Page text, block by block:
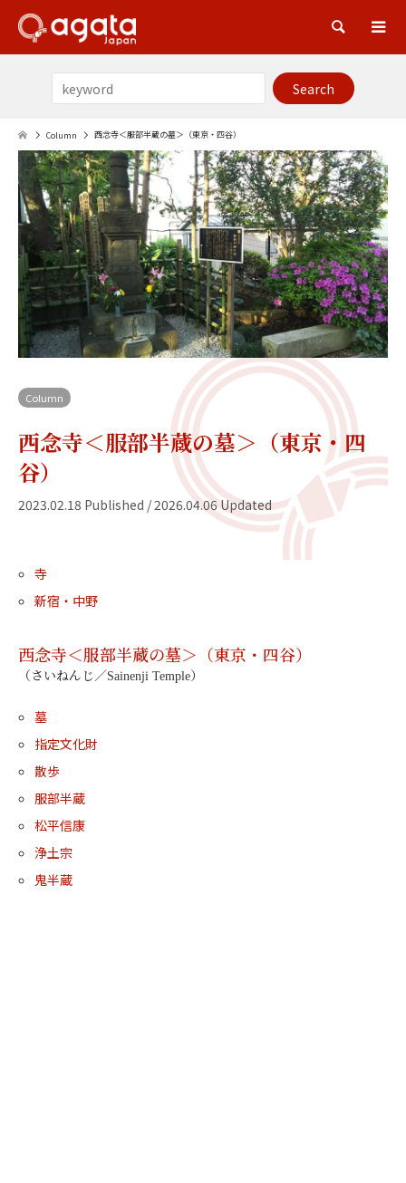
Column 西念寺＜服部半蔵の墓＞（東京・四谷）
Column
西念寺＜服部半蔵の墓＞（東京・四
谷）
2023.02.18 Published / 2026.04.06 Updated
寺
新宿・中野
西念寺＜服部半蔵の墓＞（東京・四谷）
（さいねんじ／Sainenji Temple）
墓
指定文化財
散歩
服部半蔵
松平信康
浄土宗
鬼半蔵